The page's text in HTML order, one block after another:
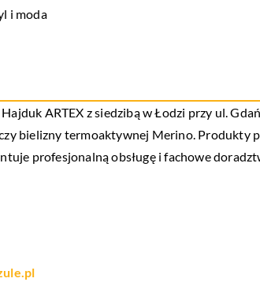
i moda
ARTEX z siedzibą w Łodzi przy ul.
bielizny termoaktywnej Merino. Produkty
profesjonalną obsługę i fachowe